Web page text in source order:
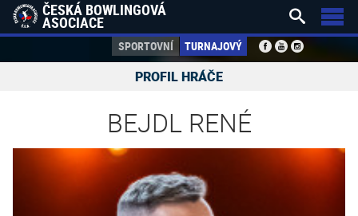
ČESKÁ BOWLINGOVÁ
ASOCIACE
SPORTOVNÍ TURNAJOVÝ
 
PROFIL HRÁČE
BEJDL RENÉ